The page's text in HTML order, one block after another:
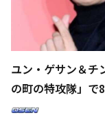
ユン・ゲサン＆チ
の町の特攻隊」で
近い気がする”